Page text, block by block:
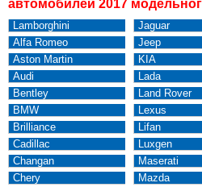
автомобилей 2017
Lamborghini
Alfa Romeo
Aston Martin
Audi
Bentley
BMW
Brilliance
Cadillac
Changan
Chery
Jaguar
Jeep
KIA
Lada
Land Rover
Lexus
Lifan
Luxgen
Maserati
Mazda